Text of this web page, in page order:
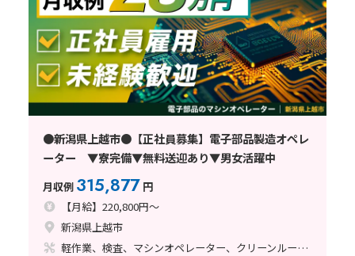
●新潟県上越市●【正社員募集】電子部品製造オペレ
ーター ▼寮完備▼無料送迎あり▼男女活躍中
月収例 315,877 円
【月給】220,800円～
新潟県上越市
軽作業、検査、マシンオペレーター、クリーンルーム、清掃・洗浄、品質管理、立ち作業